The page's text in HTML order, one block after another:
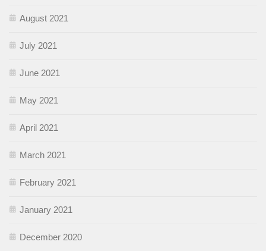
August 2021
July 2021
June 2021
May 2021
April 2021
March 2021
February 2021
January 2021
December 2020